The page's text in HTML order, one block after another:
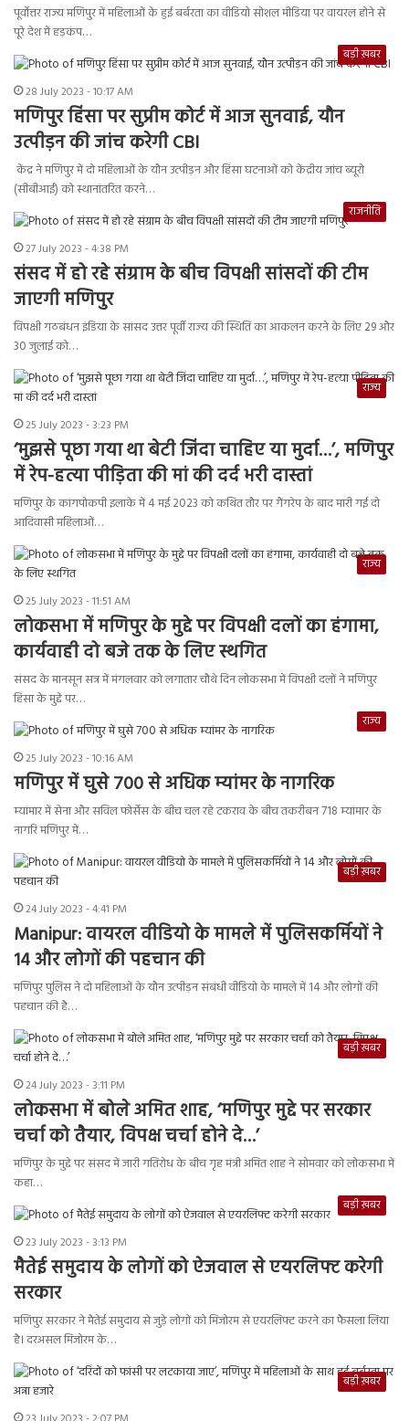
पूर्वोत्तर राज्य मणिपुर में महिलाओं के हुई बर्बरता का वीडियो सोशल मीडिया पर वायरल होने से
पूरे देश में हड़कंप…
बड़ी ख़बर
28 July 2023 - 10:17 AM
मणिपुर हिंसा पर सुप्रीम कोर्ट में आज सुनवाई, यौन
उत्पीड़न की जांच करेगी CBI
केंद्र ने मणिपुर में दो महिलाओं के यौन उत्पीड़न और हिंसा घटनाओं को केंद्रीय जांच ब्यूरो
(सीबीआई) को स्थानांतरित करने…
राजनीति
27 July 2023 - 4:38 PM
संसद में हो रहे संग्राम के बीच विपक्षी सांसदों की टीम
जाएगी मणिपुर
विपक्षी गठबंधन इंडिया के सांसद उत्तर पूर्वी राज्य की स्थिति का आकलन करने के लिए 29 और
30 जुलाई को…
राज्य
25 July 2023 - 3:23 PM
‘मुझसे पूछा गया था बेटी जिंदा चाहिए या मुर्दा…’, मणिपुर
में रेप-हत्या पीड़िता की मां की दर्द भरी दास्तां
मणिपुर के कांगपोकपी इलाके में 4 मई 2023 को कथित तौर पर गैंगरेप के बाद मारी गई दो
आदिवासी महिलाओं…
राज्य
25 July 2023 - 11:51 AM
लोकसभा में मणिपुर के मुद्दे पर विपक्षी दलों का हंगामा,
कार्यवाही दो बजे तक के लिए स्थगित
संसद के मानसून सत्र में मंगलवार को लगातार चौथे दिन लोकसभा में विपक्षी दलों ने मणिपुर
हिंसा के मुद्दे पर…
राज्य
25 July 2023 - 10:16 AM
मणिपुर में घुसे 700 से अधिक म्यांमर के नागरिक
म्यांमार में सेना और सविल फोर्सेस के बीच चल रहे टकराव के बीच तकरीबन 718 म्यांमार के
नागरि मणिपुर में…
बड़ी ख़बर
24 July 2023 - 4:41 PM
Manipur: वायरल वीडियो के मामले में पुलिसकर्मियों ने
14 और लोगों की पहचान की
मणिपुर पुलिस ने दो महिलाओं के यौन उत्पीड़न संबंधी वीडियो के मामले में 14 और लोगों की
पहचान की है…
बड़ी ख़बर
24 July 2023 - 3:11 PM
लोकसभा में बोले अमित शाह, ‘मणिपुर मुद्दे पर सरकार
चर्चा को तैयार, विपक्ष चर्चा होने दे…’
मणिपुर के मुद्दे पर संसद में जारी गतिरोध के बीच गृह मंत्री अमित शाह ने सोमवार को लोकसभा में
कहा…
बड़ी ख़बर
23 July 2023 - 3:13 PM
मैतेई समुदाय के लोगों को ऐजवाल से एयरलिफ्ट करेगी
सरकार
मणिपुर सरकार ने मैतेई समुदाय से जुड़े लोगों को मिजोरम से एयरलिफ्ट करने का फैसला लिया
है। दरअसल मिजोरम के…
बड़ी ख़बर